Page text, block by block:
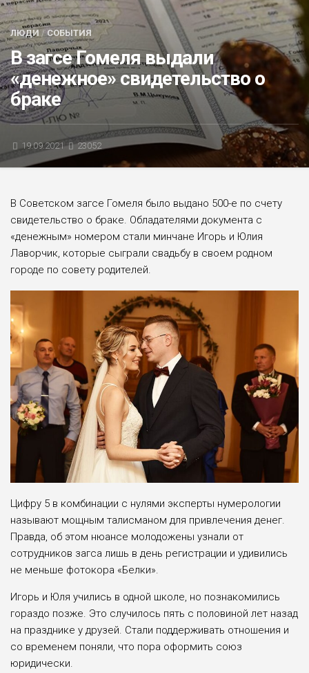
БЛИЦ-ОПРОС
АФИША
ЛЮДИ/СОБЫТИЯ
В загсе Гомеля выдали
«денежное» свидетельство о
браке
19.09.2021 23052
В Советском загсе Гомеля было выдано 500-е по счету
свидетельство о браке. Обладателями документа с
«денежным» номером стали минчане Игорь и Юлия
Лаворчик, которые сыграли свадьбу в своем родном
городе по совету родителей.
Цифру 5 в комбинации с нулями эксперты нумерологии
называют мощным талисманом для привлечения денег.
Правда, об этом нюансе молодожены узнали от
сотрудников загса лишь в день регистрации и удивились
не меньше фотокора «Белки».
Игорь и Юля учились в одной школе, но познакомились
гораздо позже. Это случилось пять c половиной лет назад
на празднике у друзей. Стали поддерживать отношения и
со временем поняли, что пора оформить союз
юридически.